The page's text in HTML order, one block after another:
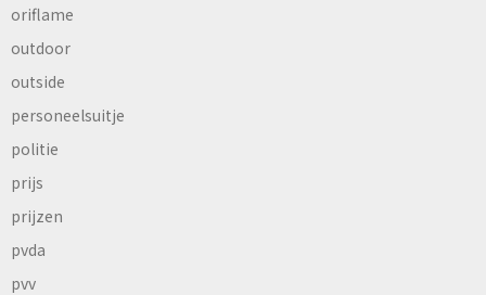
oriflame
outdoor
outside
personeelsuitje
politie
prijs
prijzen
pvda
pvv